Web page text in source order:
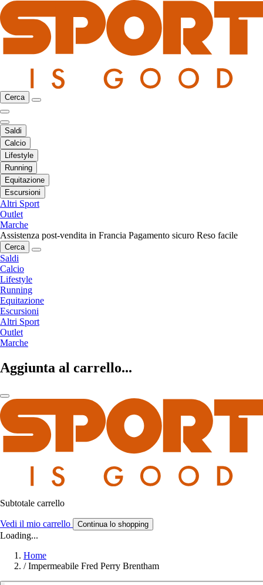
Cerca
Saldi
Calcio
Lifestyle
Running
Equitazione
Escursioni
Altri Sport
Outlet
Marche
Assistenza post-vendita in Francia Pagamento sicuro Reso facile
Cerca
Saldi
Calcio
Lifestyle
Running
Equitazione
Escursioni
Altri Sport
Outlet
Marche
Aggiunta al carrello...
Subtotale carrello
Vedi il mio carrello Continua lo shopping
Loading...
Home
/ Impermeabile Fred Perry Brentham